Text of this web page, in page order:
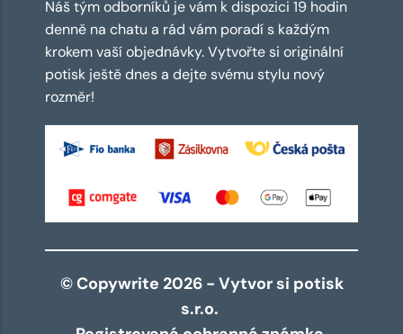
Náš tým odborníků je vám k dispozici 19 hodin
denně na chatu a rád vám poradí s každým
krokem vaší objednávky. Vytvořte si originální
potisk ještě dnes a dejte svému stylu nový
rozměr!
© Copywrite 2026 - Vytvor si potisk
s.r.o.